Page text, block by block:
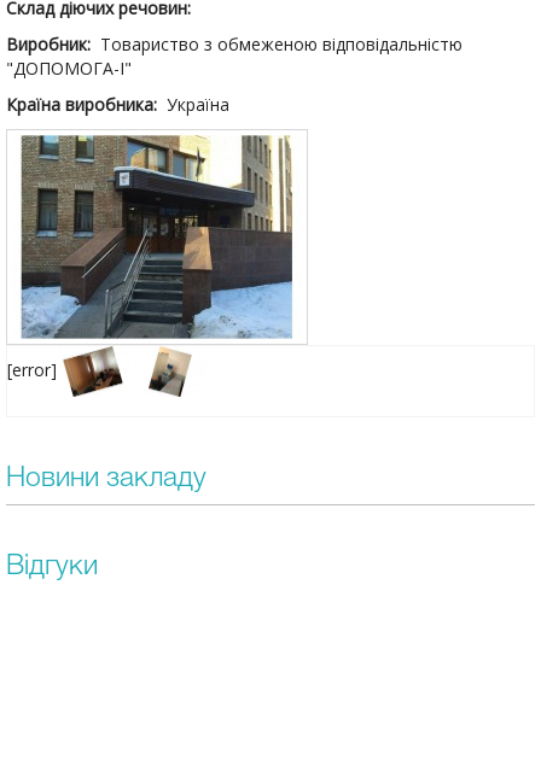
Склад діючих речовин:
Виробник: Товариство з обмеженою відповідальністю
"ДОПОМОГА-І"
Країна виробника: Україна
[error]
Новини закладу
Відгуки